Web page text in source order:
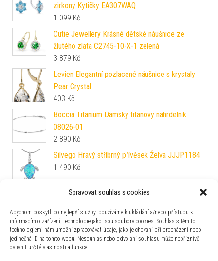
Spravovat souhlas s cookies
Abychom poskytli co nejlepší služby, používáme k ukládání a/nebo přístupu k
informacím o zařízení, technologie jako jsou soubory cookies. Souhlas s těmito
technologiemi nám umožní zpracovávat údaje, jako je chování při procházení nebo
jedinečná ID na tomto webu. Nesouhlas nebo odvolání souhlasu může nepříznivě
ovlivnit určité vlastnosti a funkce.
zirkony Kytičky EA307WAQ
1 099 Kč
Cutie Jewellery Krásné dětské náušnice ze
žlutého zlata C2745-10-X-1 zelená
3 879 Kč
Levien Elegantní pozlacené náušnice s krystaly
Pear Crystal
403 Kč
Boccia Titanium Dámský titanový náhrdelník
08026-01
2 890 Kč
Silvego Hravý stříbrný přívěsek Želva JJJP1184
1 490 Kč
Brilio Silver Okouzlující pozlacené náušnice
369Kč
Troli Drobné pozlacené náušnice s čirým
krystalem